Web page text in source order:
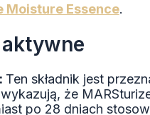
Moisture Essence.
aktywne
Ten składnik jest
że
po 28 dniach